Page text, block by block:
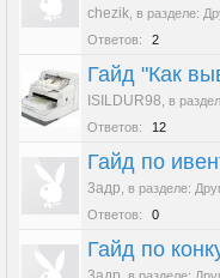
chezik в разделе:
Ответов:
2
Гайд "Как
ISILDUR98 в
Ответов:
12
Гайд по
3адр в разделе:
Ответов:
0
Гайд по